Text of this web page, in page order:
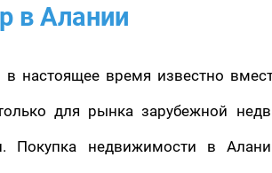
в Алании
настоящее время известно
для рынка зарубежной
Покупка недвижимости в